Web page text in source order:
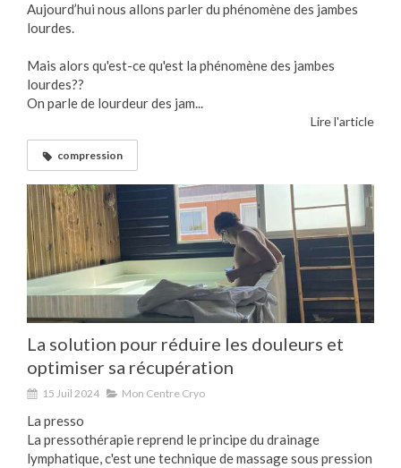
Aujourd’hui nous allons parler du phénomène des jambes
lourdes.
Mais alors qu'est-ce qu'est la phénomène des jambes
lourdes??
On parle de lourdeur des jam...
Lire l'article
compression
La solution pour réduire les douleurs et
optimiser sa récupération
15 Juil 2024 Mon Centre Cryo
La presso
La pressothérapie reprend le principe du drainage
lymphatique, c'est une technique de massage sous pression